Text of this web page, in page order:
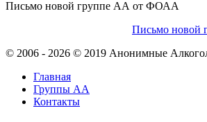
Письмо новой группе АА от ФОАА
Письмо
© 2006 - 2026 © 2019 Анонимные
Главная
Группы АА
Контакты